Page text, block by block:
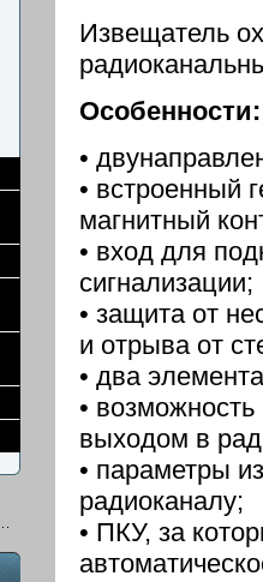
Извещатель
Особенности:
•
• встроенный
магнитный
• вход для
сигнализации;
• защита от
и отрыва от
• два
•
выходом в
• параметры
радиоканалу;
• ПКУ, за